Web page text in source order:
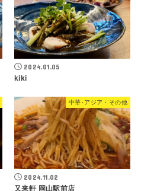
2024.01.05
kiki
中華･アジア・その他
2024.11.02
又来軒 岡山駅前店